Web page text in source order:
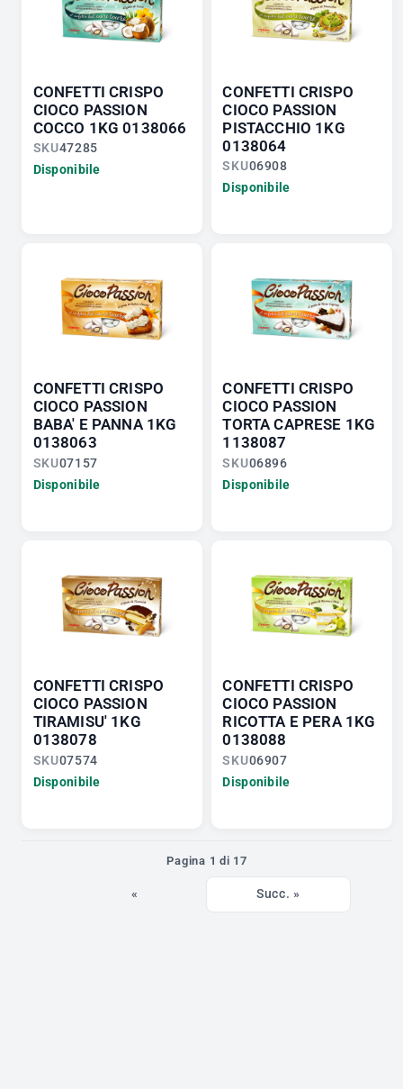
CONFETTI CRISPO
CIOCO PASSION
COCCO 1KG 0138066
SKU47285
Disponibile
CONFETTI CRISPO
CIOCO PASSION
PISTACCHIO 1KG
0138064
SKU06908
Disponibile
CONFETTI CRISPO
CIOCO PASSION
BABA' E PANNA 1KG
0138063
SKU07157
Disponibile
CONFETTI CRISPO
CIOCO PASSION
TORTA CAPRESE 1KG
1138087
SKU06896
Disponibile
CONFETTI CRISPO
CIOCO PASSION
TIRAMISU' 1KG
0138078
SKU07574
Disponibile
CONFETTI CRISPO
CIOCO PASSION
RICOTTA E PERA 1KG
0138088
SKU06907
Disponibile
Pagina 1 di 17
« Succ. »